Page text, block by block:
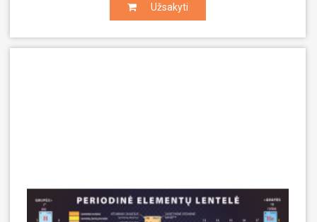
Užsakyti
Užsakyti